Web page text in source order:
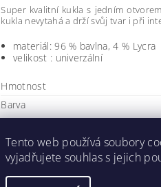
Super kvalitní kukla s jedním
kukla nevytahá a drží svůj tvar i při
materiál: 96 % bavlna, 4 % Lycra
velikost : univerzální
Hmotnost
Barva
Přidat komentář
Tento web používá soubory
vyjadřujete souhlas s jejich